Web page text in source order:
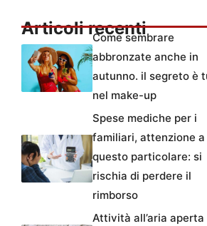
Articoli recenti
Come sembrare
abbronzate anche in
autunno. il segreto è
nel make-up
Spese mediche per i
familiari, attenzione a
questo particolare: si
rischia di perdere il
rimborso
Attività all’aria aperta